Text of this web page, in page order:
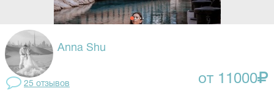
Anna Shu
25 отзывов от 11000